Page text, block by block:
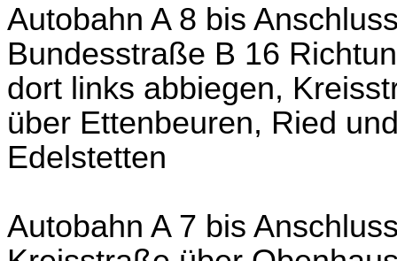
Autobahn A 8 bis
Bundesstraße B 16
dort links abbiegen,
über Ettenbeuren, Ried
Edelstetten
Autobahn A 7 bis